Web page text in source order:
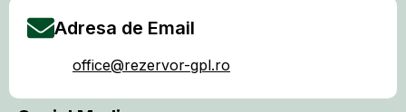
Adresa de Email
office@rezervor-gpl.ro